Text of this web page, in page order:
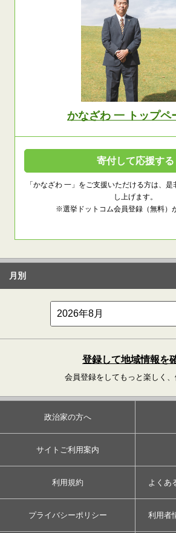
かなざわ 一 トップペ
寄付して応援する
「かなざわ 一」をご支援いただける方は、
し上げます。
※選挙ドットコム会員登録（無料）
月別
登録して地域情報を
会員登録をしてもっと楽しく、
政治家の方へ
サイトご利用案内
利用規約 よくあ
プライバシーポリシー 利用者